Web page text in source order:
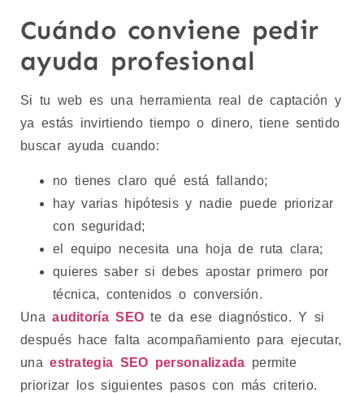
Cuándo conviene pedir
ayuda profesional
Si tu web es una herramienta real de captación y
ya estás invirtiendo tiempo o dinero, tiene sentido
buscar ayuda cuando:
no tienes claro qué está fallando;
hay varias hipótesis y nadie puede priorizar
con seguridad;
el equipo necesita una hoja de ruta clara;
quieres saber si debes apostar primero por
técnica, contenidos o conversión.
Unaauditoría SEO te da ese diagnóstico. Y si
después hace falta acompañamiento para ejecutar,
unaestrategia SEO personalizada permite
priorizar los siguientes pasos con más criterio.